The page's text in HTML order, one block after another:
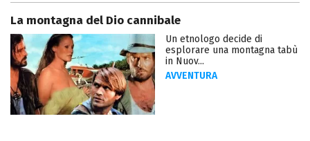
La montagna del Dio cannibale
Un etnologo decide di
esplorare una montagna tabù
in Nuov...
AVVENTURA